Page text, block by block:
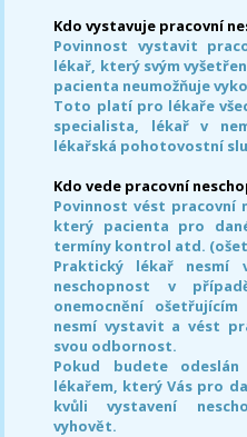
Kdo vystavuje pracovní
Povinnost vystavit
lékař, který svým
pacienta neumožňuje
Toto platí pro lékaře
specialista, lékař v
lékařská pohotovostní
Kdo vede pracovní
Povinnost vést pracovní
který pacienta pro
termíny kontrol atd.
Praktický lékař nesmí
neschopnost v
onemocnění
nesmí vystavit a vést
svou odbornost.
Pokud budete
lékařem, který Vás pro
kvůli vystavení
vyhovět.